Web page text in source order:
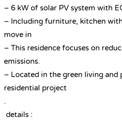
– 6 kW of solar PV system with
– Including furniture, kitchen
move in
– This residence focuses on
emissions.
– Located in the green living and
residential project
.
details :